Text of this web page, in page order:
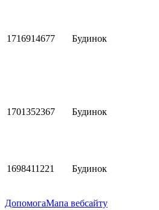
1716914677 Будинок
1701352367 Будинок
1698411221 Будинок
ДопомогаМапа вебсайту